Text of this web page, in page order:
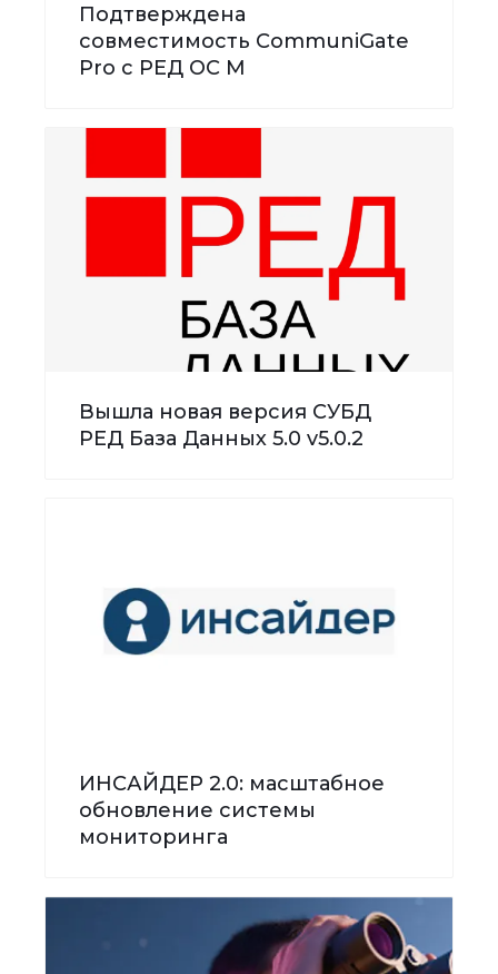
Подтверждена
совместимость CommuniGate
Pro с РЕД ОС М
Вышла новая версия СУБД
РЕД База Данных 5.0 v5.0.2
ИНСАЙДЕР 2.0: масштабное
обновление системы
мониторинга